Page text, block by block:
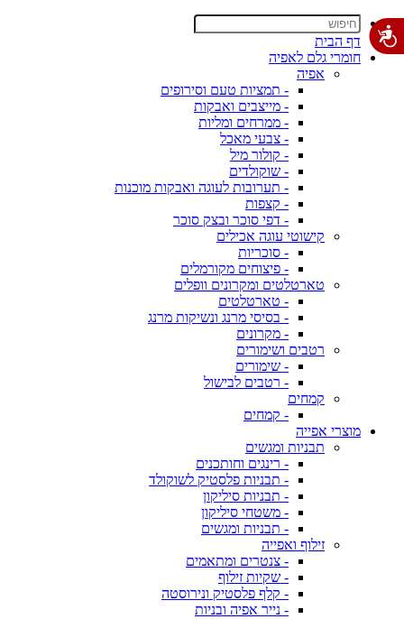
דף הבית
חומרי גלם לאפיה
אפיה
- תמציות טעם וסירופים
- מייצבים ואבקות
- ממרחים ומליות
- צבעי מאכל
- קולור מיל
- שוקולדים
- תערובות לעוגה ואבקות מוכנות
- קצפות
- דפי סוכר ובצק סוכר
קישוטי עוגה אכילים
- סוכריות
- פיצוחים מקורמלים
טארטלטים ומקרונים וופלים
- טארטלטים
- בסיסי מרנג ונשיקות מרנג
- מקרונים
רטבים ושימורים
- שימורים
- רטבים לבישול
קמחים
- קמחים
מוצרי אפייה
תבניות ומגשים
- רינגים וחותכנים
- תבניות פלסטיק לשוקולד
- תבניות סיליקון
- משטחי סיליקון
- תבניות ומגשים
זילוף ואפייה
- צנטרים ומתאמים
- שקיות זילוף
- קלף פלסטיק ונירוסטה
- נייר אפיה ובניות